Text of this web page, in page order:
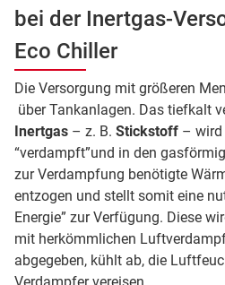
bei der Inertgas-
Eco Chiller
Die Versorgung mit größeren
über Tankanlagen. Das tiefkalt
Inertgas – z. B. Stickstoff – wird
“verdampft”und in den
zur Verdampfung benötigte
entzogen und stellt somit eine
Energie” zur Verfügung. Diese
mit herkömmlichen
abgegeben, kühlt ab, die